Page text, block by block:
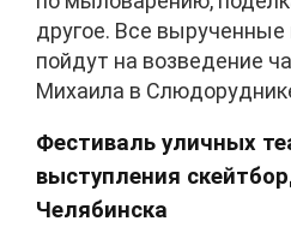
другое. Все
пойдут на возведение
Михаила в
Фестиваль уличных
выступления
Челябинска